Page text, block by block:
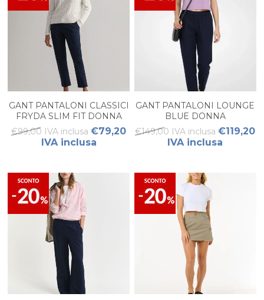
GANT PANTALONI CLASSICI
FRYDA SLIM FIT DONNA
€99,00 IVA inclusa €79,20
IVA inclusa
GANT PANTALONI LOUNGE
BLUE DONNA
€149,00 IVA inclusa €119,20
IVA inclusa